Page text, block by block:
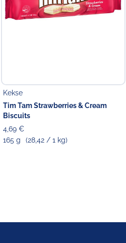
Kekse
Tim Tam Strawberries & Cream
Biscuits
4,69 €
165 g
(28,42 / 1 kg)